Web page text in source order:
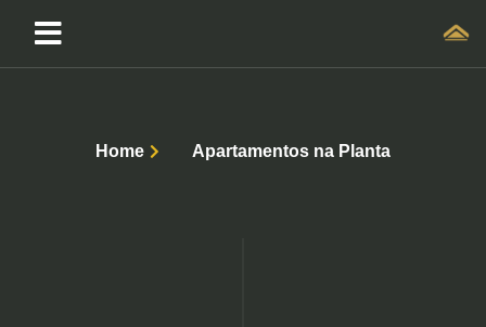
Home Apartamentos na Planta